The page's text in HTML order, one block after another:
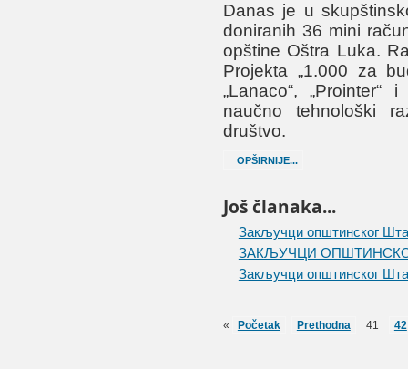
Danas je u
doniranih 36 mini
opštine Oštra Luka.
Projekta „1.000 za
„Lanaco“,
naučno tehnološki
društvo.
OPŠIRNIJE...
Još članaka...
Закључци општинског
ЗАКЉУЧЦИ
Закључци општинског
« Početak Prethodna 41 42